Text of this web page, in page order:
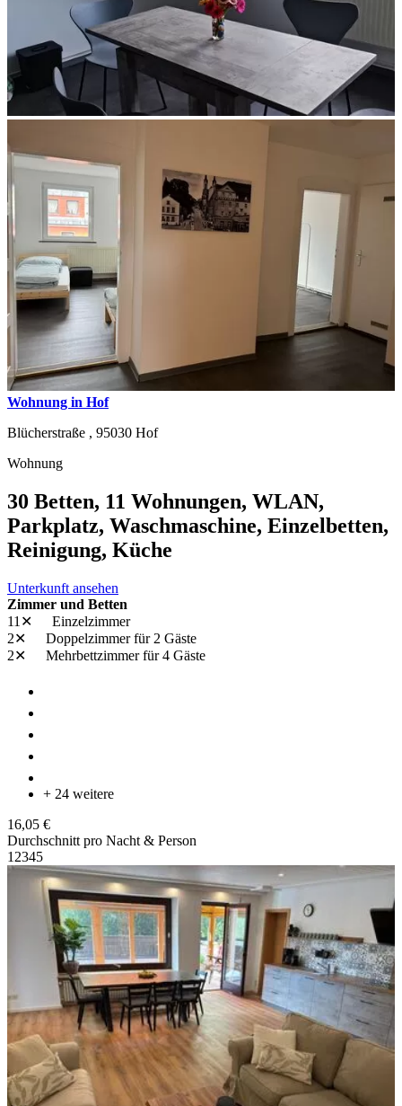
Wohnung in Hof
Blücherstraße , 95030 Hof
Wohnung
30 Betten, 11 Wohnungen, WLAN,
Parkplatz, Waschmaschine, Einzelbetten,
Reinigung, Küche
Unterkunft ansehen
Zimmer und Betten
11✕
Einzelzimmer
2✕
Doppelzimmerfür 2 Gäste
2✕
Mehrbettzimmerfür 4 Gäste
+ 24 weitere
16,05 €
Durchschnitt pro Nacht & Person
1 2345